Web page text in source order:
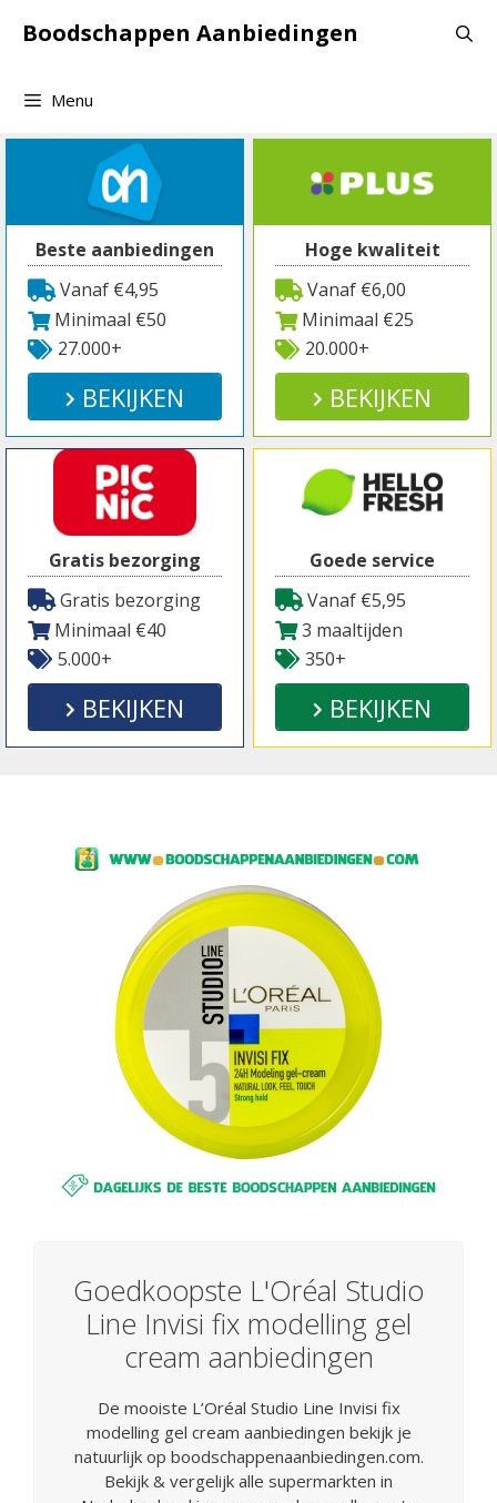
naarBoodschappen Aanbiedingen
Menu
Beste aanbiedingen
Vanaf €4,95
Minimaal €50
27.000+
BEKIJKEN
Hoge kwaliteit
Vanaf €6,00
Minimaal €25
20.000+
BEKIJKEN
Gratis bezorging
Gratis bezorging
Minimaal €40
5.000+
BEKIJKEN
Goede service
Vanaf €5,95
3 maaltijden
350+
BEKIJKEN
Goedkoopste L'Oréal Studio
Line Invisi fix modelling gel
cream aanbiedingen
De mooiste L’Oréal Studio Line Invisi fix
modelling gel cream aanbiedingen bekijk je
natuurlijk op boodschappenaanbiedingen.com.
Bekijk & vergelijk alle supermarkten in